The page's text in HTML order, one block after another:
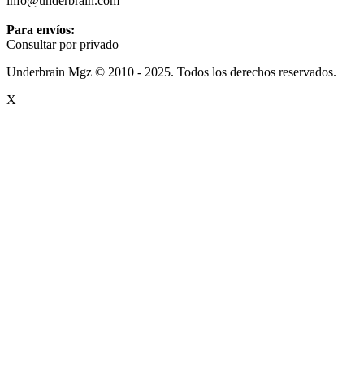
Para envíos:
Consultar por privado
Underbrain Mgz © 2010 - 2025. Todos los derechos reservados.
X